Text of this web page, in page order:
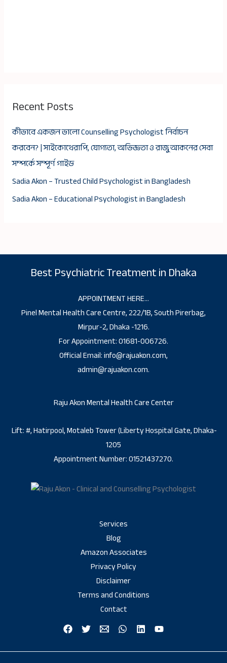
Recent Posts
কীভাবে একজন ভালো Counselling Psychologist নির্বাচন
করবেন? | সাইকোথেরাপি, যোগ্যতা, অভিজ্ঞতা ও রাজু আকনের সেবা
সম্পর্কে সম্পূর্ণ গাইড
Sadia Akon – Trusted Child Psychologist in Bangladesh
Sadia Akon – Educational Psychologist in Bangladesh
Best Psychiatric Treatment in Dhaka
APPOINTMENT HERE…
Pinel Mental Health Care Centre, 222/1B, South Pirerbag,
Mirpur-2, Dhaka -1216.
For Appointment: 01681-006726.
Official Email: info@rajuakon.com,
admin@rajuakon.com.
Raju Akon Mental Health Care Center
Lift: #, Hatirpool, Motaleb Tower (Liberty Hospital Gate, Dhaka-
1205
Appointment Number: 01521437270.
Services
Blog
Amazon Associates
Privacy Policy
Disclaimer
Terms and Conditions
Contact